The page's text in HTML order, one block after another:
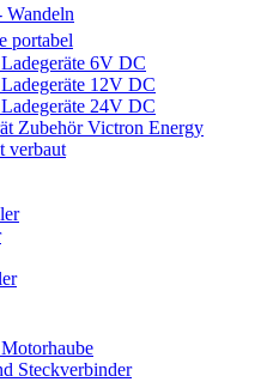
Wandeln
portabel
6V DC
12V DC
24V DC
Zubehör Victron Energy
verbaut
Steckverbinder